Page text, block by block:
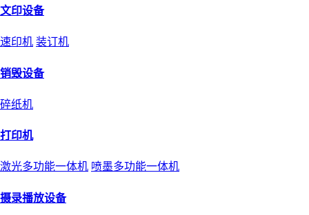
文印设备
速印机 装订机
销毁设备
碎纸机
打印机
激光多功能一体机 喷墨多功能一体机
摄录播放设备